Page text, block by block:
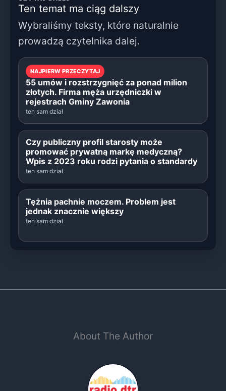
Ten temat ma ciąg dalszy
Wybraliśmy teksty, które naturalnie
prowadzą czytelnika dalej.
NAJPIERW PRZECZYTAJ
55 umów i rozstrzygnięć za ponad milion
złotych. Firma męża urzędniczki w
rejestrach Gminy Zawonia
ten sam dział
Czy publiczny profil starosty może
promować prywatną markę medyczną?
Wpis z 2023 roku rodzi pytania o standardy
ten sam dział
Tężnia pachnie moczem. Problem jest
jednak znacznie większy
ten sam dział
About The Author